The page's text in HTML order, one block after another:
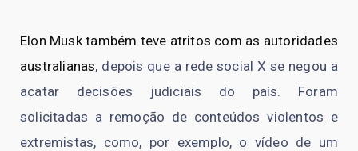
Elon Musk também teve atritos com as autoridades
australianas, depois que a rede social X se negou a
acatar decisões judiciais do país. Foram
solicitadas a remoção de conteúdos violentos e
extremistas, como, por exemplo, o vídeo de um